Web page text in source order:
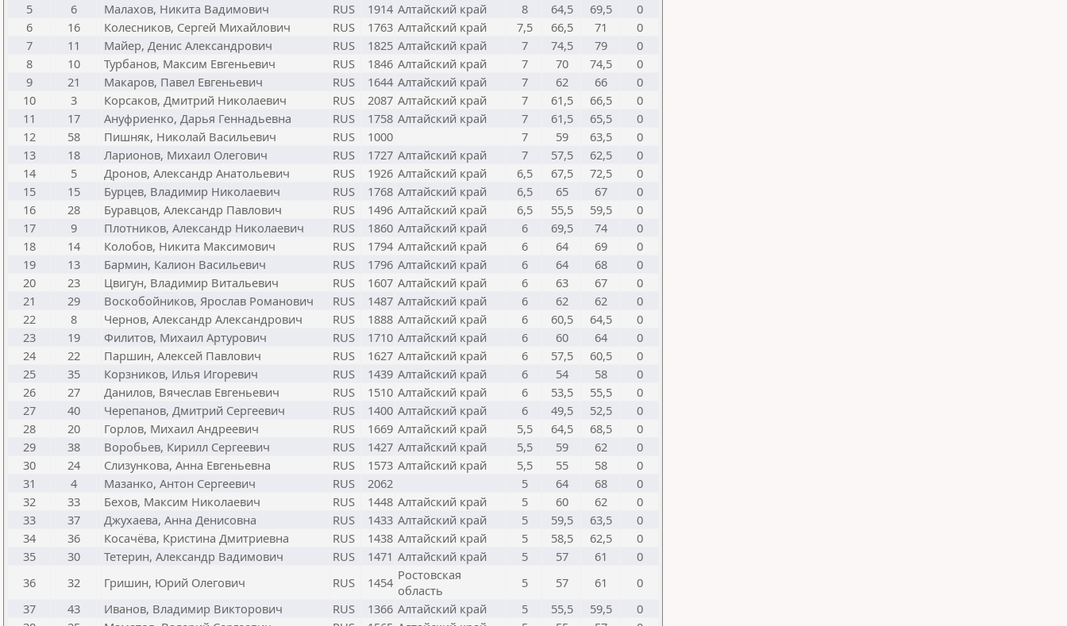
5
6 Малахов, Никита Вадимович RUS 1914 Алтайский край 8 64,5 69,5
0
6
16 Колесников, Сергей Михайлович RUS 1763 Алтайский край 7,5 66,5 71
0
7
11 Майер, Денис Александрович RUS 1825 Алтайский край 7 74,5 79
0
8
10 Турбанов, Максим Евгеньевич RUS 1846 Алтайский край 7 70 74,5
0
9
21 Макаров, Павел Евгеньевич RUS 1644 Алтайский край 7 62 66
0
10
3 Корсаков, Дмитрий Николаевич RUS 2087 Алтайский край 7 61,5 66,5
0
11
17 Ануфриенко, Дарья Геннадьевна RUS 1758 Алтайский край 7 61,5 65,5
0
12
58 Пишняк, Николай Васильевич RUS 1000 7 59 63,5
0
13
18 Ларионов, Михаил Олегович RUS 1727 Алтайский край 7 57,5 62,5
0
14
5 Дронов, Александр Анатольевич RUS 1926 Алтайский край 6,5 67,5 72,5
0
15
15 Бурцев, Владимир Николаевич RUS 1768 Алтайский край 6,5 65 67
0
16
28 Буравцов, Александр Павлович RUS 1496 Алтайский край 6,5 55,5 59,5
0
17
9 Плотников, Александр Николаевич RUS 1860 Алтайский край 6 69,5 74
0
18
14 Колобов, Никита Максимович RUS 1794 Алтайский край 6 64 69
0
19
13 Бармин, Калион Васильевич RUS 1796 Алтайский край 6 64 68
0
20
23 Цвигун, Владимир Витальевич RUS 1607 Алтайский край 6 63 67
0
21
29 Воскобойников, Ярослав Романович RUS 1487 Алтайский край 6 62 62
0
22
8 Чернов, Александр Александрович RUS 1888 Алтайский край 6 60,5 64,5
0
23
19 Филитов, Михаил Артурович RUS 1710 Алтайский край 6 60 64
0
24
22 Паршин, Алексей Павлович RUS 1627 Алтайский край 6 57,5 60,5
0
25
35 Корзников, Илья Игоревич RUS 1439 Алтайский край 6 54 58
0
26
27 Данилов, Вячеслав Евгеньевич RUS 1510 Алтайский край 6 53,5 55,5
0
27
40 Черепанов, Дмитрий Сергеевич RUS 1400 Алтайский край 6 49,5 52,5
0
28
20 Горлов, Михаил Андреевич RUS 1669 Алтайский край 5,5 64,5 68,5
0
29
38 Воробьев, Кирилл Сергеевич RUS 1427 Алтайский край 5,5 59 62
0
30
24 Слизункова, Анна Евгеньевна RUS 1573 Алтайский край 5,5 55 58
0
31
4 Мазанко, Антон Сергеевич RUS 2062 5 64 68
0
32
33 Бехов, Максим Николаевич RUS 1448 Алтайский край 5 60 62
0
33
37 Джухаева, Анна Денисовна RUS 1433 Алтайский край 5 59,5 63,5
0
34
36 Косачёва, Кристина Дмитриевна RUS 1438 Алтайский край 5 58,5 62,5
0
35
30 Тетерин, Александр Вадимович RUS 1471 Алтайский край 5 57 61
0
36
32 Гришин, Юрий Олегович RUS 1454 Ростовская
область
5 57 61
0
37
43 Иванов, Владимир Викторович RUS 1366 Алтайский край 5 55,5 59,5
0